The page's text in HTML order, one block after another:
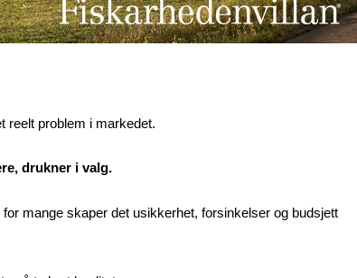
reelt problem i markedet.
drukner i valg.
mange skaper det usikkerhet, forsinkelser og budsjett